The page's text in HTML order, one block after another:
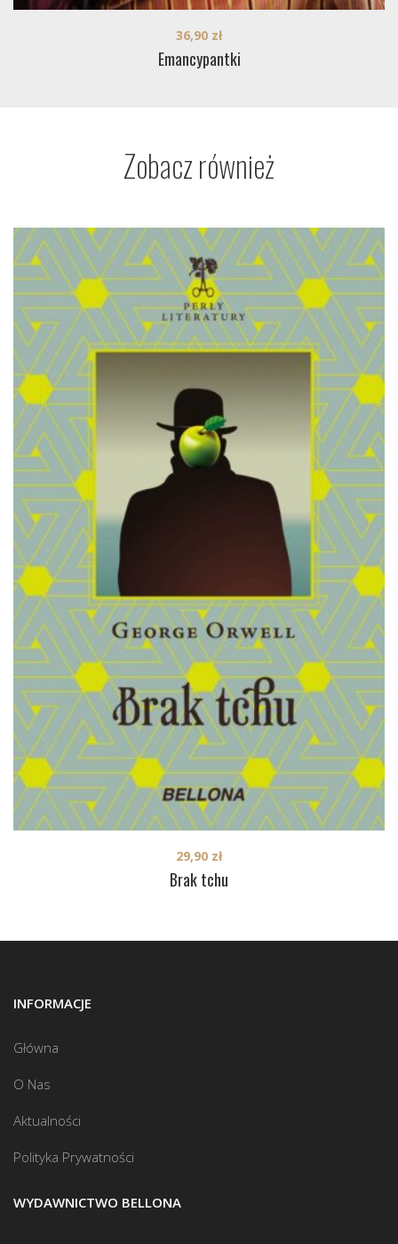
Emancypantki
36,90 zł
Zobacz również
Brak tchu
29,90 zł
INFORMACJE
Główna
O Nas
Aktualności
Polityka Prywatności
WYDAWNICTWO BELLONA